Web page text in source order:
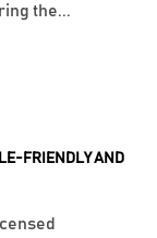
FRIENDLY AND
the...